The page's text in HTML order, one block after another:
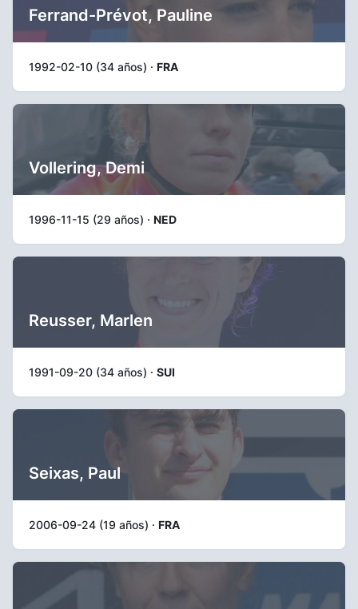
Ferrand-Prévot, Pauline
1992-02-10 (34 años) · FRA
Vollering, Demi
1996-11-15 (29 años) · NED
Reusser, Marlen
1991-09-20 (34 años) · SUI
Seixas, Paul
2006-09-24 (19 años) · FRA